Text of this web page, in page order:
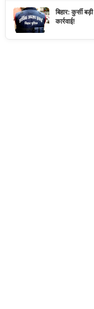
बिहार: कुर्सी
कार्रवाई!